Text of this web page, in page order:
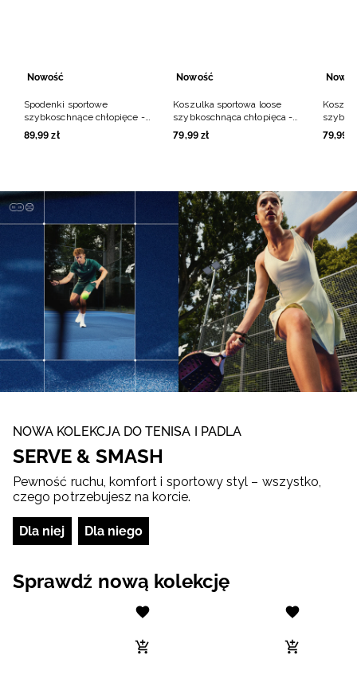
Nowość
Spodenki sportowe
szybkoschnące chłopięce -
czarne
89,99 zł
Nowość
Koszulka sportowa loose
szybkoschnąca chłopięca -
czarna
79,99 zł
biała
79,99
NOWA KOLEKCJA DO TENISA I PADLA
SERVE & SMASH
Pewność ruchu, komfort i sportowy styl – wszystko,
czego potrzebujesz na korcie.
Dla niej Dla niego
Sprawdź nową kolekcję